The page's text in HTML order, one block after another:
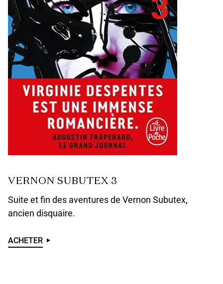
VERNON SUBUTEX 3
Suite et fin des aventures de Vernon Subutex,
ancien disquaire.
ACHETER
U